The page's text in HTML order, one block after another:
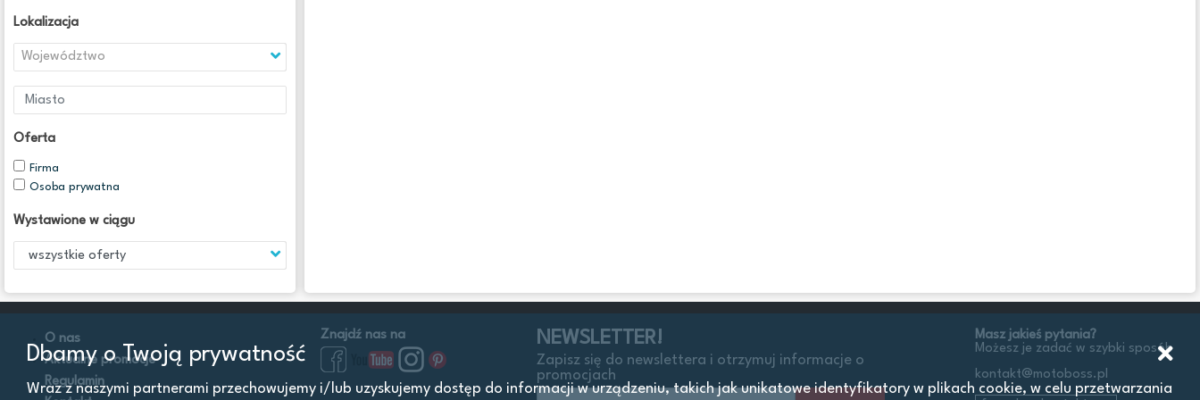
Lokalizacja
Województwo
Oferta
Firma
Osoba prywatna
Wystawione w ciągu
O nas
Aktualne promocje
Regulamin
Znajdź nas na NEWSLETTER!
Zapisz się do newslettera i otrzymuj informacje o
promocjach
Masz jakieś pytania?
Możesz je zadać w szybki sposób
kontakt@motoboss.pl
Dbamy o Twoją prywatność
Wraz z naszymi partnerami przechowujemy i/lub uzyskujemy dostęp do informacji w urządzeniu, takich jak unikatowe identyfikatory w plikach cookie, w celu przetwarzania